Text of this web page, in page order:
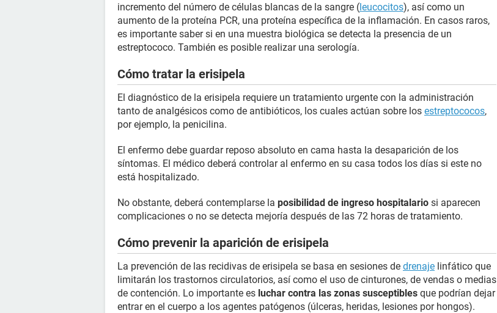
incremento del número de células blancas de la sangre (leucocitos), así como un
aumento de la proteína PCR, una proteína específica de la inflamación. En casos raros,
es importante saber si en una muestra biológica se detecta la presencia de un
estreptococo. También es posible realizar una serología.
Cómo tratar la erisipela
El diagnóstico de la erisipela requiere un tratamiento urgente con la administración
tanto de analgésicos como de antibióticos, los cuales actúan sobre los estreptococos,
por ejemplo, la penicilina.
El enfermo debe guardar reposo absoluto en cama hasta la desaparición de los
síntomas. El médico deberá controlar al enfermo en su casa todos los días si este no
está hospitalizado.
No obstante, deberá contemplarse la posibilidad de ingreso hospitalario si aparecen
complicaciones o no se detecta mejoría después de las 72 horas de tratamiento.
Cómo prevenir la aparición de erisipela
La prevención de las recidivas de erisipela se basa en sesiones de drenaje linfático que
limitarán los trastornos circulatorios, así como el uso de cinturones, de vendas o medias
de contención. Lo importante es luchar contra las zonas susceptibles que podrían dejar
entrar en el cuerpo a los agentes patógenos (úlceras, heridas, lesiones por hongos).